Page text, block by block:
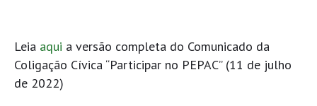
Leia aqui a versão completa do Comunicado da
Coligação Cívica “Participar no PEPAC” (11 de julho
de 2022)